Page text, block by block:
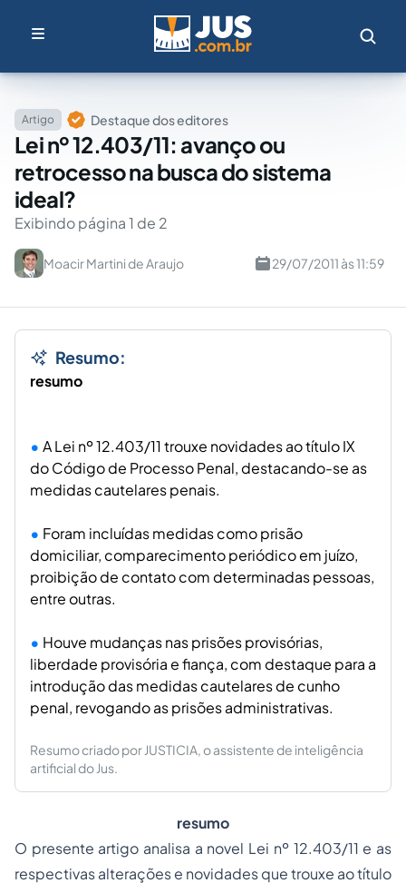
Artigo Destaque dos editores
Lei nº 12.403/11: avanço ou
retrocesso na busca do sistema
ideal?
Exibindo página 1 de 2
Moacir Martini de Araujo 29/07/2011 às 11:59
Resumo:
resumo
A Lei nº 12.403/11 trouxe novidades ao título IX
do Código de Processo Penal, destacando-se as
medidas cautelares penais.
Foram incluídas medidas como prisão
domiciliar, comparecimento periódico em juízo,
proibição de contato com determinadas pessoas,
entre outras.
Houve mudanças nas prisões provisórias,
liberdade provisória e fiança, com destaque para a
introdução das medidas cautelares de cunho
penal, revogando as prisões administrativas.
Resumo criado por JUSTICIA, o assistente de inteligência
artificial do Jus.
resumo
O presente artigo analisa a novel Lei nº 12.403/11 e as
respectivas alterações e novidades que trouxe ao título